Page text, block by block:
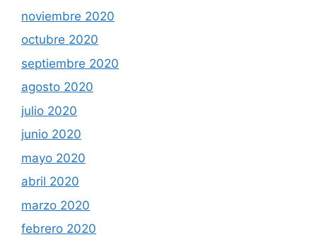
noviembre 2020
octubre 2020
septiembre 2020
agosto 2020
julio 2020
junio 2020
mayo 2020
abril 2020
marzo 2020
febrero 2020